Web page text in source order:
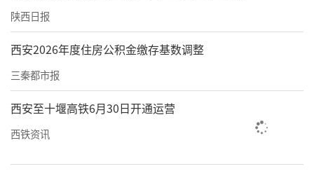
陕西日报
西安2026年度住房公积金缴存基数调整
三秦都市报
西安至十堰高铁6月30日开通运营
西铁资讯